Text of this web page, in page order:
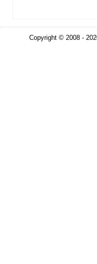
Copyright © 2008 -